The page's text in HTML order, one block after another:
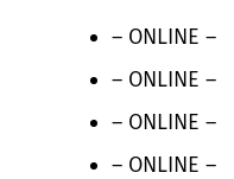
– ONLINE –
– ONLINE –
– ONLINE –
– ONLINE –